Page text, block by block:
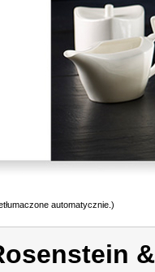
automatycznie.)